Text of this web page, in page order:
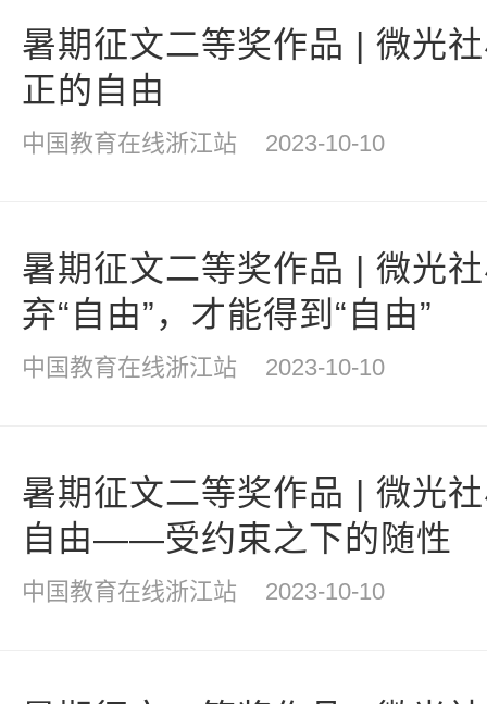
暑期征文二等奖作品 | 微光
正的自由
中国教育在线浙江站 2023-10-10
暑期征文二等奖作品 | 微光
弃“自由”，才能得到“自由”
中国教育在线浙江站 2023-10-10
暑期征文二等奖作品 | 微光
自由——受约束之下的随性
中国教育在线浙江站 2023-10-10